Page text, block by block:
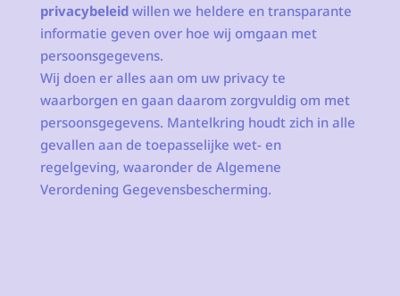
privacybeleidwillen we heldere en transparante
informatie geven over hoe wij omgaan met
persoonsgegevens.
Wij doen er alles aan om uw privacy te
waarborgen en gaan daarom zorgvuldig om met
persoonsgegevens. Mantelkring houdt zich in alle
gevallen aan de toepasselijke wet- en
regelgeving, waaronder de Algemene
Verordening Gegevensbescherming.